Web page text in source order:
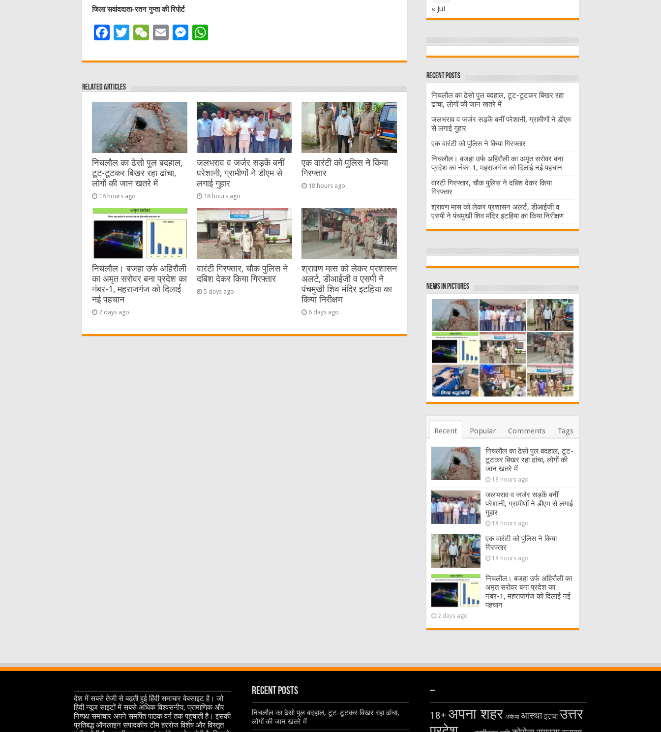
जिला सवांददाता-रतन गुप्ता की रिपोर्ट
F
c
e
b
o
o
k
T
it
r
W
C
at
E
ai
M
ss
n
g
er
at
A
p
p
Related Articles
निचलौल का ढेसो पुल बदहाल,
टूट-टूटकर बिखर रहा ढांचा,
लोगों की जान खतरे में
18 hours ago
जलभराव व जर्जर सड़कें बनीं
परेशानी, ग्रामीणों ने डीएम से
लगाई गुहार
18 hours ago
एक वारंटी को पुलिस ने किया
गिरफ्तार
18 hours ago
निचलौल। बजहा उर्फ अहिरौली
का अमृत सरोवर बना प्रदेश का
नंबर-1, महराजगंज को दिलाई
नई पहचान
2 days ago
वारंटी गिरफ्तार, चौक पुलिस ने
दबिश देकर किया गिरफ्तार
5 days ago
श्रावण मास को लेकर प्रशासन
अलर्ट, डीआईजी व एसपी ने
पंचमुखी शिव मंदिर इटहिया का
किया निरीक्षण
6 days ago
« Jul
Recent Posts
निचलौल का ढेसो पुल बदहाल, टूट-टूटकर बिखर रहा
ढांचा, लोगों की जान खतरे में
जलभराव व जर्जर सड़कें बनीं परेशानी, ग्रामीणों ने डीएम
से लगाई गुहार
एक वारंटी को पुलिस ने किया गिरफ्तार
निचलौल। बजहा उर्फ अहिरौली का अमृत सरोवर बना
प्रदेश का नंबर-1, महराजगंज को दिलाई नई पहचान
वारंटी गिरफ्तार, चौक पुलिस ने दबिश देकर किया
गिरफ्तार
श्रावण मास को लेकर प्रशासन अलर्ट, डीआईजी व
एसपी ने पंचमुखी शिव मंदिर इटहिया का किया निरीक्षण
News in Pictures
Recent Popular Comments Tags
निचलौल का ढेसो पुल बदहाल, टूट-
टूटकर बिखर रहा ढांचा, लोगों की
जान खतरे में
18 hours ago
जलभराव व जर्जर सड़कें बनीं
परेशानी, ग्रामीणों ने डीएम से लगाई
गुहार
18 hours ago
एक वारंटी को पुलिस ने किया
गिरफ्तार
18 hours ago
निचलौल। बजहा उर्फ अहिरौली का
अमृत सरोवर बना प्रदेश का
नंबर-1, महराजगंज को दिलाई नई
पहचान
2 days ago
देश में सबसे तेजी से बढ़ती हुई हिंदी समाचार वेबसाइट है। जो
हिंदी न्यूज साइटों में सबसे अधिक विश्वसनीय, प्रामाणिक और
निष्पक्ष समाचार अपने समर्पित पाठक वर्ग तक पहुंचाती है। इसकी
प्रतिबद्ध ऑनलाइन संपादकीय टीम हररोज विशेष और विस्तृत
Recent Posts
निचलौल का ढेसो पुल बदहाल, टूट-टूटकर बिखर रहा ढांचा,
लोगों की जान खतरे में
–
18+ अपना शहर अयोध्या आस्था इटावा उत्तर